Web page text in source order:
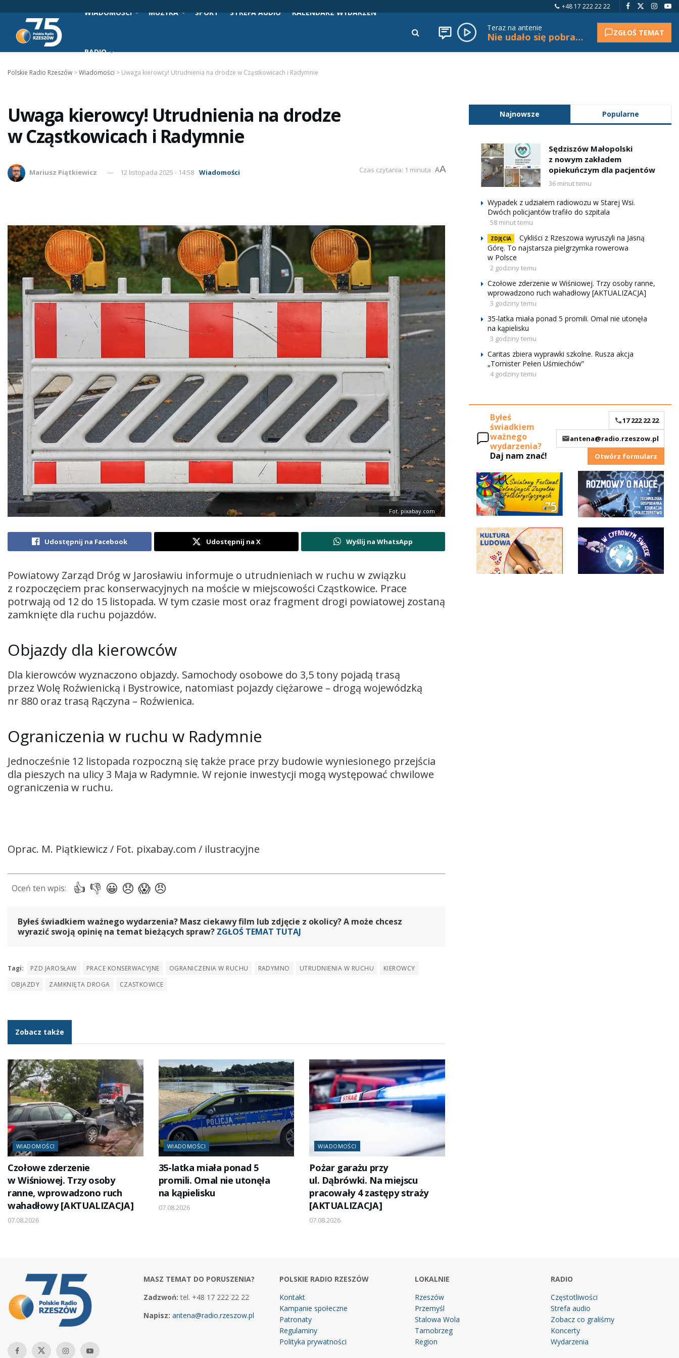
+48 17 222 22 22
WIADOMOŚCI MUZYKA SPORT STREFA AUDIO KALENDARZ WYDARZEŃ
RADIO
Teraz na antenie
Nie udało się pobrać tytułu. ZGŁOŚ TEMAT
Polskie Radio Rzeszów >Wiadomości > Uwaga kierowcy! Utrudnienia na drodze w Cząstkowicach i Radymnie
Uwaga kierowcy! Utrudnienia na drodze
w Cząstkowicach i Radymnie
Mariusz Piątkiewicz 12 listopada 2025 - 14:58 Wiadomości Czas czytania: 1 minuta AA
Fot. pixabay.com
Udostępnij na Facebook Udostępnij na X Wyślij na WhatsApp
Powiatowy Zarząd Dróg w Jarosławiu informuje o utrudnieniach w ruchu w związku
z rozpoczęciem prac konserwacyjnych na moście w miejscowości Cząstkowice. Prace
potrwają od 12 do 15 listopada. W tym czasie most oraz fragment drogi powiatowej zostaną
zamknięte dla ruchu pojazdów.
Objazdy dla kierowców
Dla kierowców wyznaczono objazdy. Samochody osobowe do 3,5 tony pojadą trasą
przez Wolę Roźwienicką i Bystrowice, natomiast pojazdy ciężarowe – drogą wojewódzką
nr 880 oraz trasą Rączyna – Roźwienica.
Ograniczenia w ruchu w Radymnie
Jednocześnie 12 listopada rozpoczną się także prace przy budowie wyniesionego przejścia
dla pieszych na ulicy 3 Maja w Radymnie. W rejonie inwestycji mogą występować chwilowe
ograniczenia w ruchu.
Oprac. M. Piątkiewicz / Fot. pixabay.com / ilustracyjne
Byłeś świadkiem ważnego wydarzenia? Masz ciekawy film lub zdjęcie z okolicy? A może chcesz
wyrazić swoją opinię na temat bieżących spraw? ZGŁOŚ TEMAT TUTAJ
Tagi: PZD JAROSŁAW PRACE KONSERWACYJNE OGRANICZENIA W RUCHU RADYMNO UTRUDNIENIA W RUCHU
KIEROWCY
OBJAZDY
ZAMKNIĘTA DROGA CZASTKOWICE
Zobacz także
WIADOMOŚCI
Czołowe zderzenie
w Wiśniowej. Trzy osoby
ranne, wprowadzono ruch
wahadłowy [AKTUALIZACJA]
07.08.2026
WIADOMOŚCI
35-latka miała ponad 5
promili. Omal nie utonęła
na kąpielisku
07.08.2026
WIADOMOŚCI
Pożar garażu przy
ul. Dąbrówki. Na miejscu
pracowały 4 zastępy straży
[AKTUALIZACJA]
07.08.2026
Najnowsze Popularne
Sędziszów Małopolski
z nowym zakładem
opiekuńczym dla pacjentów
36 minut temu
Wypadek z udziałem radiowozu w Starej Wsi.
Dwóch policjantów trafiło do szpitala
58 minut temu
ZDJĘCIA
Cykliści z Rzeszowa wyruszyli na Jasną
Górę. To najstarsza pielgrzymka rowerowa
w Polsce
2 godziny temu
Czołowe zderzenie w Wiśniowej. Trzy osoby ranne,
wprowadzono ruch wahadłowy [AKTUALIZACJA]
3 godziny temu
35-latka miała ponad 5 promili. Omal nie utonęła
na kąpielisku
3 godziny temu
Caritas zbiera wyprawki szkolne. Rusza akcja
„Tornister Pełen Uśmiechów”
4 godziny temu
Byłeś
świadkiem
ważnego
wydarzenia?
Daj nam znać!
17 222 22 22
antena@radio.rzeszow.pl
Otwórz formularz
MASZ TEMAT DO PORUSZENIA?
Zadzwoń: tel. +48 17 222 22 22
Napisz: antena@radio.rzeszow.pl
POLSKIE RADIO RZESZÓW
Kontakt
Kampanie społeczne
Patronaty
Regulaminy
Polityka prywatności
LOKALNIE
Rzeszów
Przemyśl
Stalowa Wola
Tarnobrzeg
Region
RADIO
Częstotliwości
Strefa audio
Zobacz co graliśmy
Koncerty
Wydarzenia